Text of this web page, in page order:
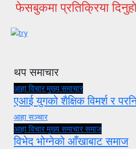
फेसबुकमा प्रतिक्रिया
थप समाचार
आहा विचारमुख्य समाचार
एआई युगको शैक्षिक विमर्श र
आहा सञ्चार
आहा विचारमुख्य समाचारसमाज
विभेद भोग्नेको आँखाबाट समाज